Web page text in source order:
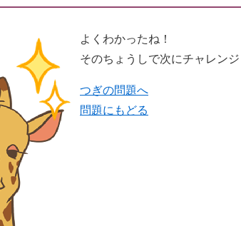
よくわかったね！
そのちょうしで次にチャレンジ
つぎの問題へ
​問題にもどる